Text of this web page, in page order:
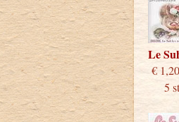
Le
5